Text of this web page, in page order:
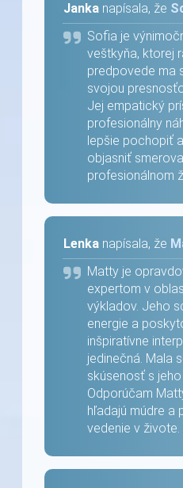
Janka napísala, že
Sofia je
veštkyňa, ktorej
predpovede ma
svojou
Jej empatický
profesionálny
lepšie pochopiť
objasniť
profesionálnom
Lenka napísala, že
Matty je
expertom v
výkladov. Jeho
energie a
inšpiratívne
jedinečná. Mala
skúsenosť s jeho
Odporúčam
hľadajú múdre a
vedenie v živote.